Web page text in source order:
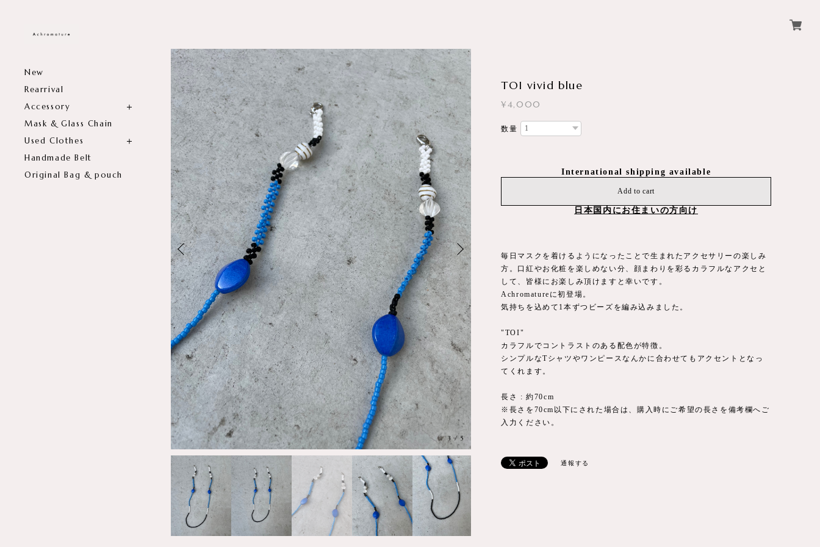
New
Rearrival
Accessory
Mask & Glass Chain
Used Clothes
Handmade Belt
Original Bag & pouch
3 /5
TOI vivid blue
¥4,000
数量
International shipping available
Add to cart
日本国内にお住まいの方向け
毎日マスクを着けるようになったことで生まれたアクセサリーの楽しみ
方。口紅やお化粧を楽しめない分、顔まわりを彩るカラフルなアクセと
して、皆様にお楽しみ頂けますと幸いです。
Achromatureに初登場。
気持ちを込めて1本ずつビーズを編み込みました。
"TOI"
カラフルでコントラストのある配色が特徴。
シンプルなTシャツやワンピースなんかに合わせてもアクセントとなっ
てくれます。
長さ : 約70cm
※長さを70cm以下にされた場合は、購入時にご希望の長さを備考欄へご
入力ください。
通報する